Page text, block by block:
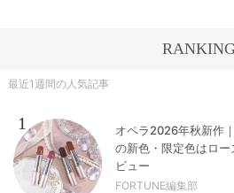
最近1週間の人気記事
1
オペラ2026年秋新作
の新色・限定色はロ
ビュー
FORTUNE編集部